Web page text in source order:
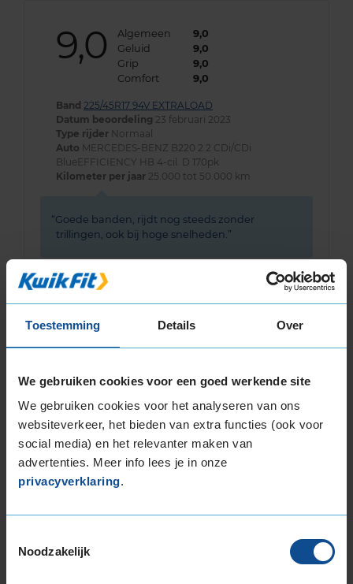
Toestemming Details Over
We gebruiken cookies voor een goed werkende site
We gebruiken cookies voor het analyseren van ons
websiteverkeer, het bieden van extra functies (ook voor
social media) en het relevanter maken van
advertenties. Meer info lees je in onze
privacyverklaring.
Noodzakelijk
9,0 Algemeen
9,0
Geluid
9,0
Grip
9,0
Comfort
9,0
Band 225/45R17 94V EXTRALOAD
Datum beoordeling 23 februari 2023
Type rijder Normaal
Auto MERCEDES-BENZ B220 2.2 CDi/CDi
BlueEFFICIENCY HB 4-cil. D 170pk
Kilometer per jaar 25.000 tot 50.000 km
Goede banden, rijdt nog steeds zonder
trillingen, ook bij hoge snelheden.
10,0
Comfort
10,0
Datum beoordeling14 februari 2023
Type rijder Behoudend
Auto
VW Golf Sportsvan 1.4 TSi BlueMotion HB 4-
Kilometer per jaar